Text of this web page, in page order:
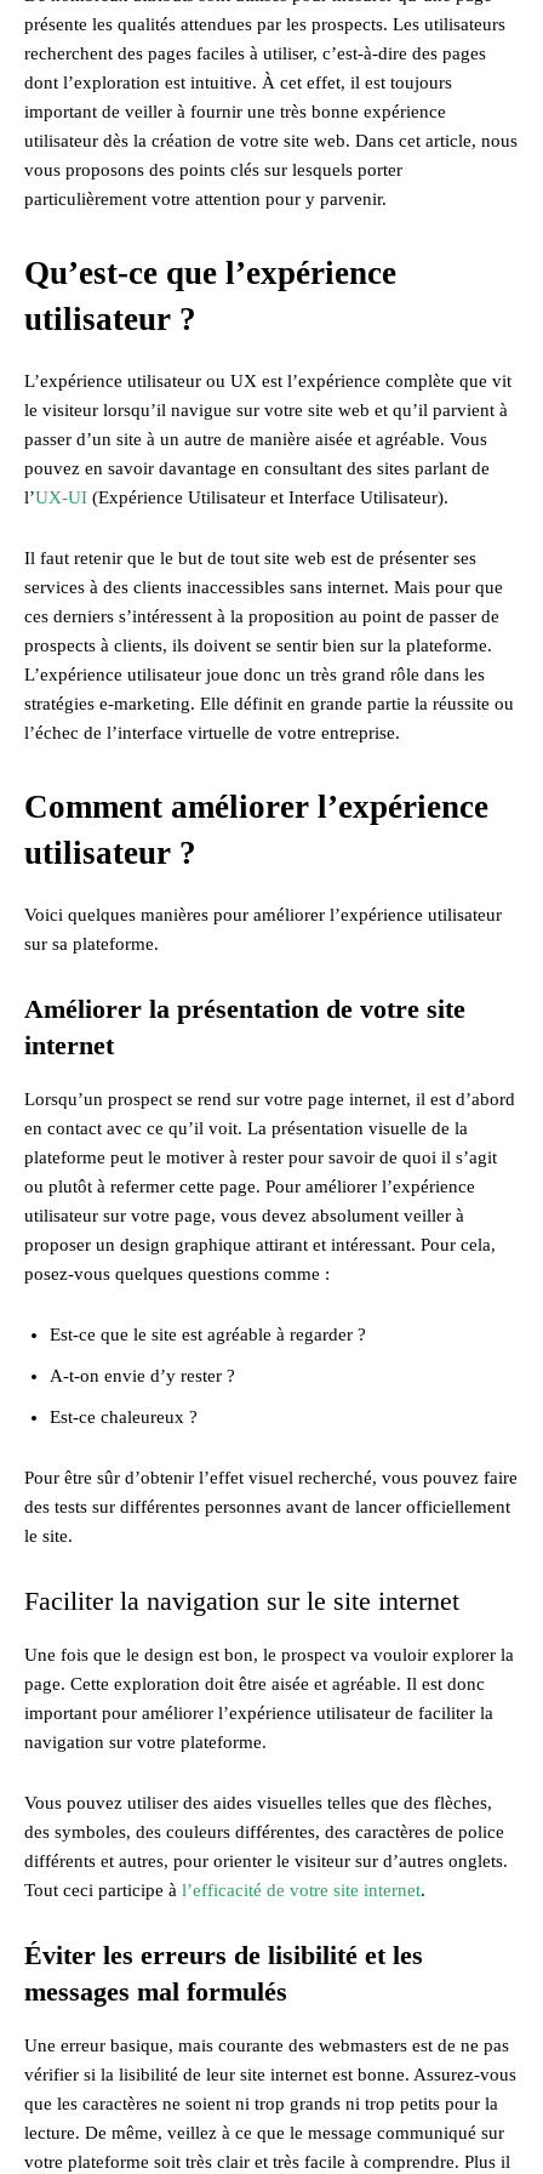
présente les qualités attendues par les prospects. Les utilisateurs
recherchent des pages faciles à utiliser, c’est-à-dire des pages
dont l’exploration est intuitive. À cet effet, il est toujours
important de veiller à fournir une très bonne expérience
utilisateur dès la création de votre site web. Dans cet article, nous
vous proposons des points clés sur lesquels porter
particulièrement votre attention pour y parvenir.
Qu’est-ce que l’expérience
utilisateur ?
L’expérience utilisateur ou UX est l’expérience complète que vit
le visiteur lorsqu’il navigue sur votre site web et qu’il parvient à
passer d’un site à un autre de manière aisée et agréable. Vous
pouvez en savoir davantage en consultant des sites parlant de
l’UX-UI (Expérience Utilisateur et Interface Utilisateur).
Il faut retenir que le but de tout site web est de présenter ses
services à des clients inaccessibles sans internet. Mais pour que
ces derniers s’intéressent à la proposition au point de passer de
prospects à clients, ils doivent se sentir bien sur la plateforme.
L’expérience utilisateur joue donc un très grand rôle dans les
stratégies e-marketing. Elle définit en grande partie la réussite ou
l’échec de l’interface virtuelle de votre entreprise.
Comment améliorer l’expérience
utilisateur ?
Voici quelques manières pour améliorer l’expérience utilisateur
sur sa plateforme.
Améliorer la présentation de votre site
internet
Lorsqu’un prospect se rend sur votre page internet, il est d’abord
en contact avec ce qu’il voit. La présentation visuelle de la
plateforme peut le motiver à rester pour savoir de quoi il s’agit
ou plutôt à refermer cette page. Pour améliorer l’expérience
utilisateur sur votre page, vous devez absolument veiller à
proposer un design graphique attirant et intéressant. Pour cela,
posez-vous quelques questions comme :
Est-ce que le site est agréable à regarder ?
A-t-on envie d’y rester ?
Est-ce chaleureux ?
Pour être sûr d’obtenir l’effet visuel recherché, vous pouvez faire
des tests sur différentes personnes avant de lancer officiellement
le site.
Faciliter la navigation sur le site internet
Une fois que le design est bon, le prospect va vouloir explorer la
page. Cette exploration doit être aisée et agréable. Il est donc
important pour améliorer l’expérience utilisateur de faciliter la
navigation sur votre plateforme.
Vous pouvez utiliser des aides visuelles telles que des flèches,
des symboles, des couleurs différentes, des caractères de police
différents et autres, pour orienter le visiteur sur d’autres onglets.
Tout ceci participe à l’efficacité de votre site internet.
Éviter les erreurs de lisibilité et les
messages mal formulés
Une erreur basique, mais courante des webmasters est de ne pas
vérifier si la lisibilité de leur site internet est bonne. Assurez-vous
que les caractères ne soient ni trop grands ni trop petits pour la
lecture. De même, veillez à ce que le message communiqué sur
votre plateforme soit très clair et très facile à comprendre. Plus il